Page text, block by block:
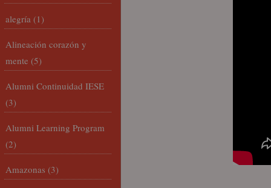
alegría (1)
Alineación corazón y
mente (5)
Alumni Continuidad IESE
(3)
Alumni Learning Program
(2)
Amazonas (3)